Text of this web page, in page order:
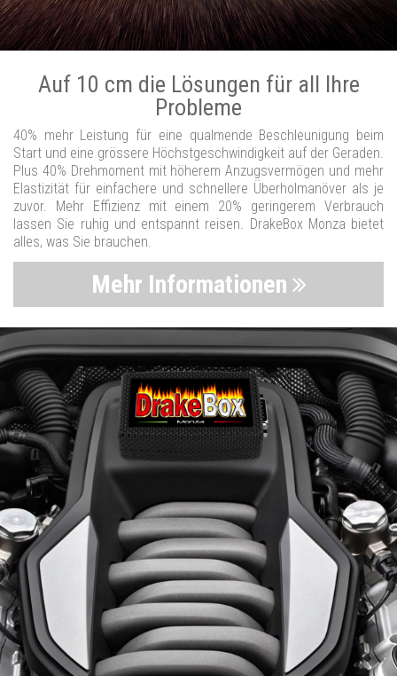
Auf 10 cm die Lösungen für all Ihre
Probleme
40% mehr Leistung für eine qualmende Beschleunigung beim
Start und eine grössere Höchstgeschwindigkeit auf der Geraden.
Plus 40% Drehmoment mit höherem Anzugsvermögen und mehr
Elastizität für einfachere und schnellere Überholmanöver als je
zuvor. Mehr Effizienz mit einem 20% geringerem Verbrauch
lassen Sie ruhig und entspannt reisen. DrakeBox Monza bietet
alles, was Sie brauchen.
Mehr Informationen